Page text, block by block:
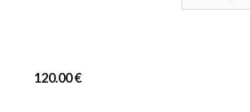
120.00€